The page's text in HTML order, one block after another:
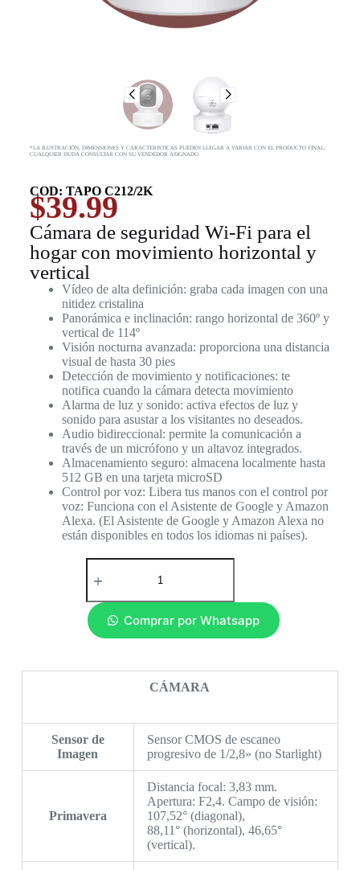
*LA ILUSTRACIÓN, DIMENSIONES Y CARACTERISTICAS PUEDEN LLEGAR A VARIAR CON EL PRODUCTO FINAL,
CUALQUIER DUDA CONSULTAR CON SU VENDEDOR ASIGNADO
COD: TAPO C212/2K
$39.99
Cámara de seguridad Wi-Fi para el
hogar con movimiento horizontal y
vertical
Vídeo de alta definición: graba cada imagen con una
nitidez cristalina
Panorámica e inclinación: rango horizontal de 360º y
vertical de 114º
Visión nocturna avanzada: proporciona una distancia
visual de hasta 30 pies
Detección de movimiento y notificaciones: te
notifica cuando la cámara detecta movimiento
Alarma de luz y sonido: activa efectos de luz y
sonido para asustar a los visitantes no deseados.
Audio bidireccional: permite la comunicación a
través de un micrófono y un altavoz integrados.
Almacenamiento seguro: almacena localmente hasta
512 GB en una tarjeta microSD
Control por voz: Libera tus manos con el control por
voz: Funciona con el Asistente de Google y Amazon
Alexa. (El Asistente de Google y Amazon Alexa no
están disponibles en todos los idiomas ni países).
Comprar por Whatsapp
CÁMARA
Sensor de
Imagen
Sensor CMOS de escaneo
progresivo de 1/2,8» (no Starlight)
Primavera
Distancia focal: 3,83 mm.
Apertura: F2,4. Campo de visión:
107,52° (diagonal),
88,11° (horizontal), 46,65°
(vertical).